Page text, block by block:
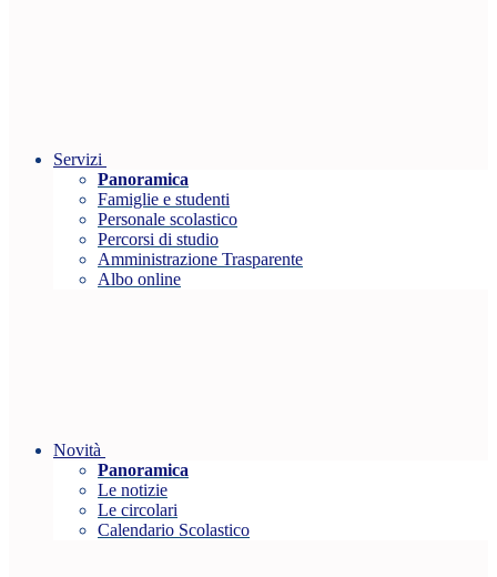
Servizi
Panoramica
Famiglie e studenti
Personale scolastico
Percorsi di studio
Amministrazione Trasparente
Albo online
Novità
Panoramica
Le notizie
Le circolari
Calendario Scolastico